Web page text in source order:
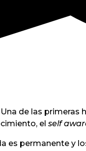
Una de las primeras
el self
es permanente y